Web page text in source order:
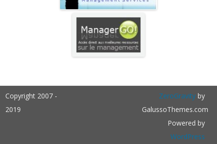
Copyright 2007 -
2019
ZeroGravityby
GalussoThemes.com
Powered by
WordPress